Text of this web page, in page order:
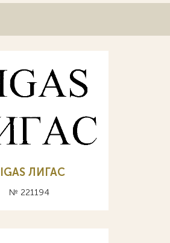
ЛИГАС
№ 221194